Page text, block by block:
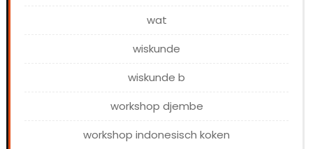
wat
wiskunde
wiskunde b
workshop djembe
workshop indonesisch koken